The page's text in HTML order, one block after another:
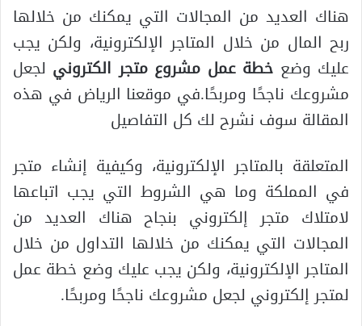
هناك العديد من المجالات التي يمكنك من خلالها
ربح المال من خلال المتاجر الإلكترونية، ولكن يجب
عليك وضع خطة عمل مشروع متجر الكتروني لجعل
مشروعك ناجحًا ومربحًا.في موقعنا الرياض في هذه
المقالة سوف نشرح لك كل التفاصيل
المتعلقة بالمتاجر الإلكترونية، وكيفية إنشاء متجر
في المملكة وما هي الشروط التي يجب اتباعها
لامتلاك متجر إلكتروني بنجاح هناك العديد من
المجالات التي يمكنك من خلالها التداول من خلال
المتاجر الإلكترونية، ولكن يجب عليك وضع خطة عمل
لمتجر إلكتروني لجعل مشروعك ناجحًا ومربحًا.